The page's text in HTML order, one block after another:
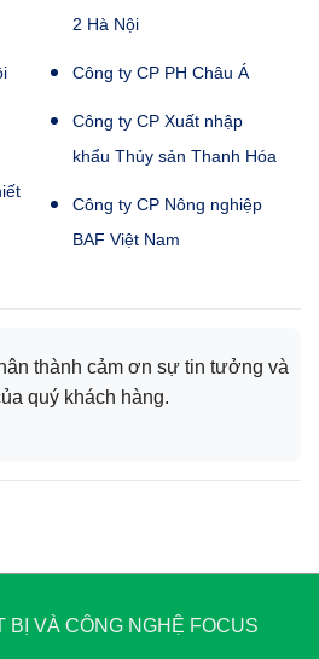
2 Hà Nội
Công ty CP PH Châu Á
Công ty CP Xuất nhập
khẩu Thủy sản Thanh Hóa
Công ty CP Nông nghiệp
BAF Việt Nam
thành cảm ơn sự tin tưởng và
quý khách hàng.
BỊ VÀ CÔNG NGHỆ FOCUS